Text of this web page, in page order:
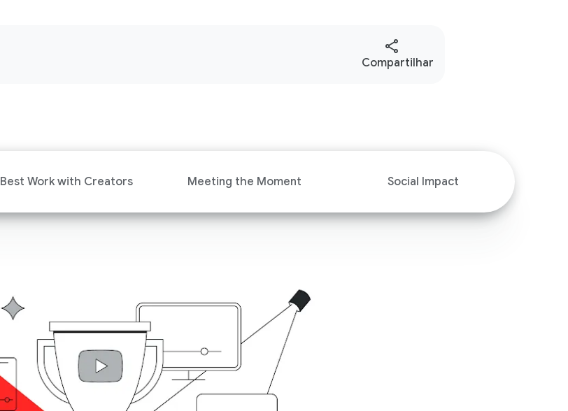
u
Compartilhar
Best Work with Creators Meeting the Moment Social Impact